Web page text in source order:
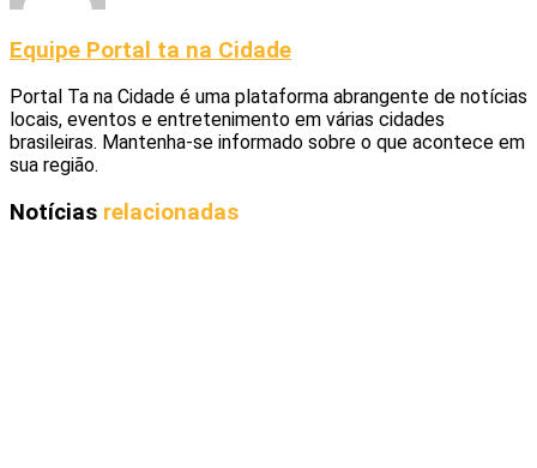
Equipe Portal ta na Cidade
Portal Ta na Cidade é uma plataforma abrangente de notícias
locais, eventos e entretenimento em várias cidades
brasileiras. Mantenha-se informado sobre o que acontece em
sua região.
Notícias relacionadas